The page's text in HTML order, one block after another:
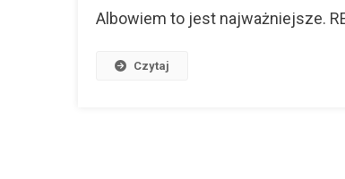
Albowiem to jest najważniejsze.
Czytaj